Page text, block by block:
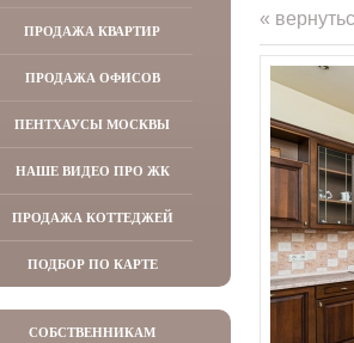
ПРОДАЖА КВАРТИР
ПРОДАЖА ОФИСОВ
ПЕНТХАУСЫ МОСКВЫ
НАШЕ ВИДЕО ПРО ЖК
ПРОДАЖА КОТТЕДЖЕЙ
ПОДБОР ПО КАРТЕ
СОБСТВЕННИКАМ
«